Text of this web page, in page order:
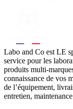
Labo and Co est LE
service pour les
produits multi-
connaissance de vos
de l’équipement,
entretien,